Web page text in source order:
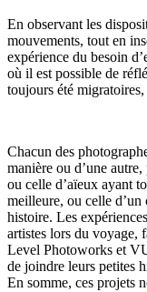
En observant les
mouvements, tout en
expérience du besoin
où il est possible de
toujours été
Chacun des
manière ou d’une
ou celle d’aïeux ayant
meilleure, ou celle
histoire. Les
artistes lors du voyage,
Level Photoworks et
de joindre leurs petites
En somme, ces projets